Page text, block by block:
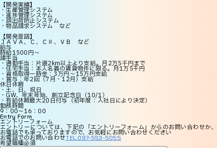
【開発実績】
・生産管理システム
・進捗管理システム
・誤出荷防止システム
・物品請求システム など
【開発言語】
ＪＡＶＡ、Ｃ、Ｃ♯、ＶＢ など
給与
時給1500円～
諸手当
・通勤手当：片道2km以上より支給。月2万5千円まで
・住宅手当：本人名義の賃貸物件に限る。月1万5千円
・資格取得一時金：3万円～15万円支給
・賞与：年2回（7月・12月）支給
休日休暇
・土、日、祝日
・GW、年末年始、創立記念日（10/1）
・有給休暇最大20日付与（初年度：入社日により決定）
勤務時間
9：00～16：00
Entry Form
エントリーフォーム
エントリーについては、下記の「エントリーフォーム」からのお問い合わせか、
お電話でも承っておりますので、お気軽にお問い合わせください
お電話でのお問い合わせTEL.097-553-5055
希望職種必須